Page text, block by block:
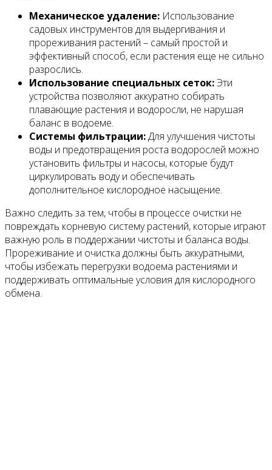
Механическое удаление: Использование
садовых инструментов для выдергивания и
прореживания растений – самый простой и
эффективный способ, если растения еще не сильно
разрослись.
Использование специальных сеток:Эти
устройства позволяют аккуратно собирать
плавающие растения и водоросли, не нарушая
баланс в водоеме.
Системы фильтрации:Для улучшения чистоты
воды и предотвращения роста водорослей можно
установить фильтры и насосы, которые будут
циркулировать воду и обеспечивать
дополнительное кислородное насыщение.
Важно следить за тем, чтобы в процессе очистки не
повреждать корневую систему растений, которые играют
важную роль в поддержании чистоты и баланса воды.
Прореживание и очистка должны быть аккуратными,
чтобы избежать перегрузки водоема растениями и
поддерживать оптимальные условия для кислородного
обмена.